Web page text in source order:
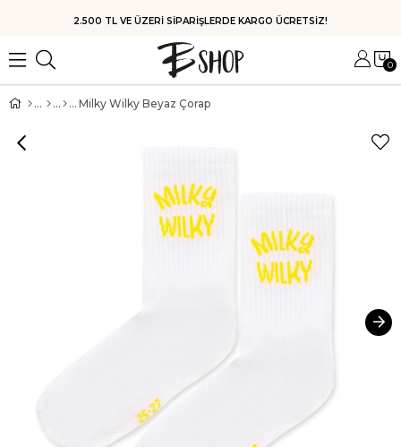
2.500 TL VE ÜZERİ SİPARİŞLERDE KARGO ÜCRETSİZ!
0
Milky Wilky Beyaz Çorap